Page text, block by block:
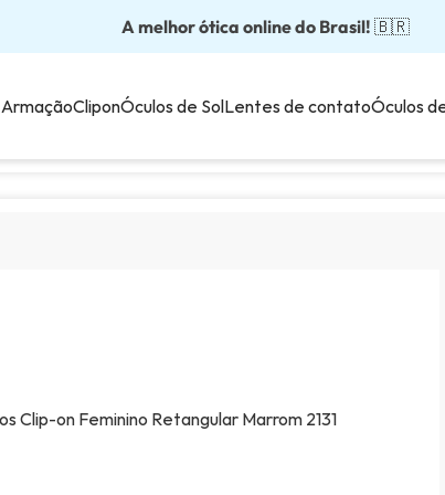
A melhor ótica online do Brasil! 🇧🇷
Óculos completos partir: R$199
Adquira em até 10x sem juros!💙
Enviamos para todo o Brasil!
Óculos de grau com preço justo!
ArmaçãoCliponÓculos de SolLentes de contatoÓculos